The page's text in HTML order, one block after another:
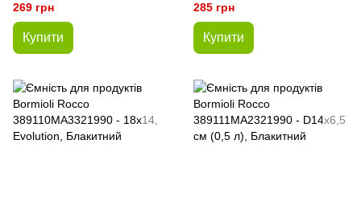
269 грн
Купити
285 грн
Купити